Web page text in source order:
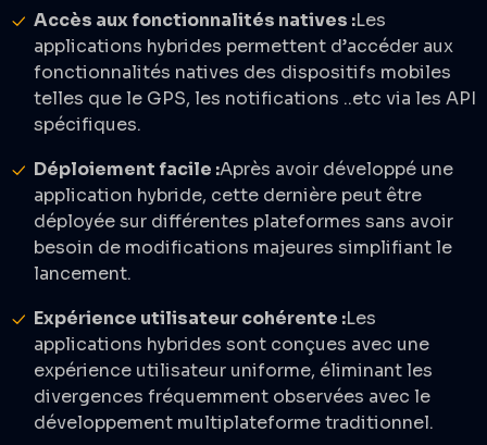
Accès aux fonctionnalités natives :Les
applications hybrides permettent d’accéder aux
fonctionnalités natives des dispositifs mobiles
telles que le GPS, les notifications ..etc via les API
spécifiques.​
Déploiement facile :Après avoir développé une
application hybride, cette dernière peut être
déployée sur différentes plateformes sans avoir
besoin de modifications majeures simplifiant le
lancement.​
Expérience utilisateur cohérente :Les
applications hybrides sont conçues avec une
expérience utilisateur uniforme, éliminant les
divergences fréquemment observées avec le
développement multiplateforme traditionnel.​